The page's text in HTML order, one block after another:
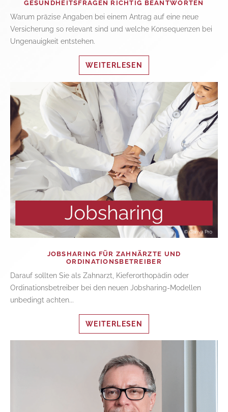
GESUNDHEITSFRAGEN RICHTIG BEANTWORTEN
Warum präzise Angaben bei einem Antrag auf eine neue
Versicherung so relevant sind und welche Konsequenzen bei
Ungenauigkeit entstehen.
WEITERLESEN
JOBSHARING FÜR ZAHNÄRZTE UND
ORDINATIONSBETREIBER
Darauf sollten Sie als Zahnarzt, Kieferorthopädin oder
Ordinationsbetreiber bei den neuen Jobsharing-Modellen
unbedingt achten...
WEITERLESEN